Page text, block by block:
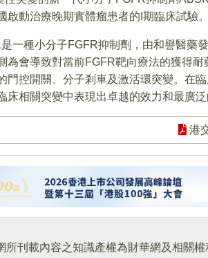
啟動治療晚期實體瘤患者的I期臨床試驗。
一種小分子FGFR抑制劑，由和譽醫藥
為會導致對當前FGFR靶向療法的獲得
門控開關、分子剎車及激活環突變。在
床相關突變中表現出卓越的效力和最廣泛
港
所刊載內容之知識產權為財華網及相關